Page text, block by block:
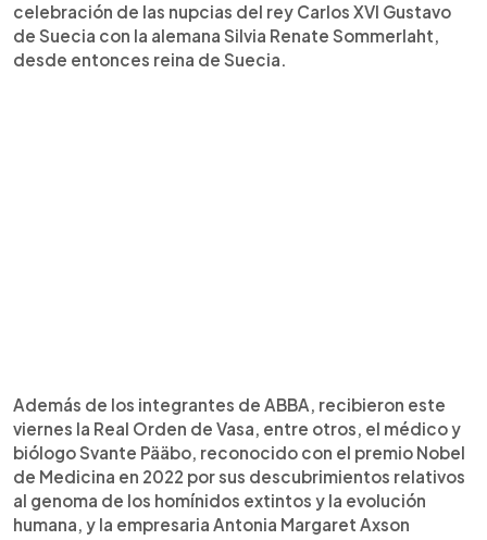
celebración de las nupcias del rey Carlos XVI Gustavo
de Suecia con la alemana Silvia Renate Sommerlaht,
desde entonces reina de Suecia.
Además de los integrantes de ABBA, recibieron este
viernes la Real Orden de Vasa, entre otros, el médico y
biólogo Svante Pääbo, reconocido con el premio Nobel
de Medicina en 2022 por sus descubrimientos relativos
al genoma de los homínidos extintos y la evolución
humana, y la empresaria Antonia Margaret Axson